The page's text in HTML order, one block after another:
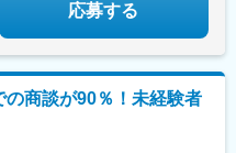
応募する
商談が90％！未経験者